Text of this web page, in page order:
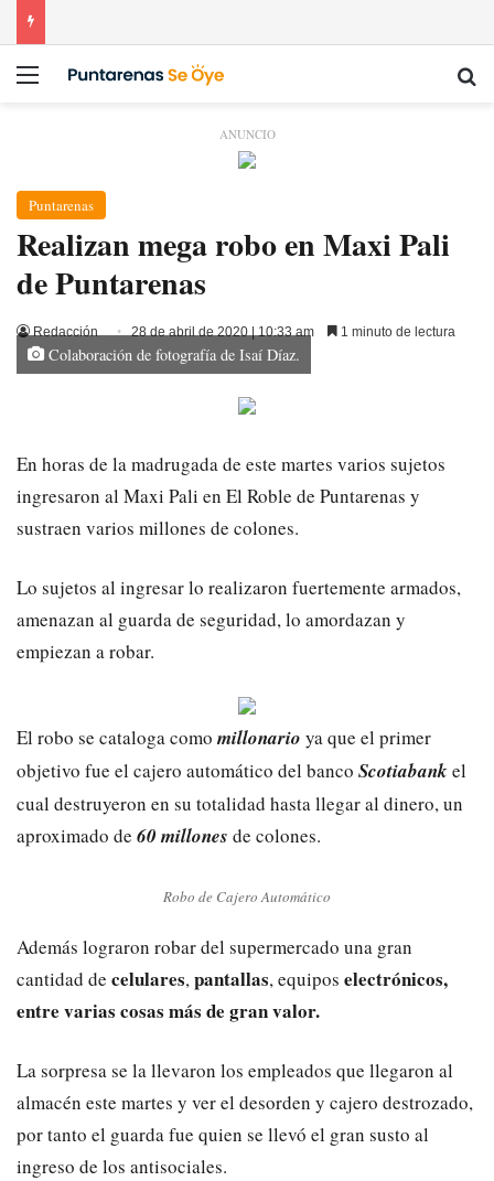
Menú
ANUNCIO
Puntarenas
Realizan mega robo en Maxi Pali
de Puntarenas
Redacción 28 de abril de 2020 | 10:33 am 1 minuto de lectura
Colaboración de fotografía de Isaí Díaz.
En horas de la madrugada de este martes varios sujetos
ingresaron al Maxi Pali en El Roble de Puntarenas y
sustraen varios millones de colones.
Lo sujetos al ingresar lo realizaron fuertemente armados,
amenazan al guarda de seguridad, lo amordazan y
empiezan a robar.
El robo se cataloga comomillonario ya que el primer
objetivo fue el cajero automático del banco Scotiabank el
cual destruyeron en su totalidad hasta llegar al dinero, un
aproximado de 60 millones de colones.
Robo de Cajero Automático
Además lograron robar del supermercado una gran
cantidad de celulares,pantallas, equipos electrónicos,
entre varias cosas más de gran valor.
La sorpresa se la llevaron los empleados que llegaron al
almacén este martes y ver el desorden y cajero destrozado,
por tanto el guarda fue quien se llevó el gran susto al
ingreso de los antisociales.